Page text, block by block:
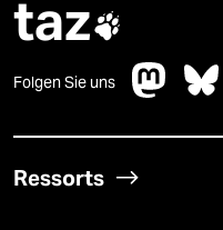
taz
Folgen Sie uns
Ressorts